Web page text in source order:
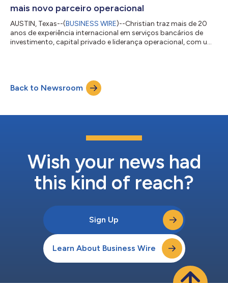
mais novo parceiro operacional
AUSTIN, Texas--(BUSINESS WIRE)--Christian traz mais de 20
anos de experiência internacional em serviços bancários de
investimento, capital privado e liderança operacional, com um
nas equipes de Fusões e Aquisições bem como de Finanças
Corporativas. Posteriormente, ingressou no Fortress
Investment Group e foi essencial em lança...
Back to Newsroom
Wish your news had
this kind of reach?
Sign Up
Learn About Business Wire